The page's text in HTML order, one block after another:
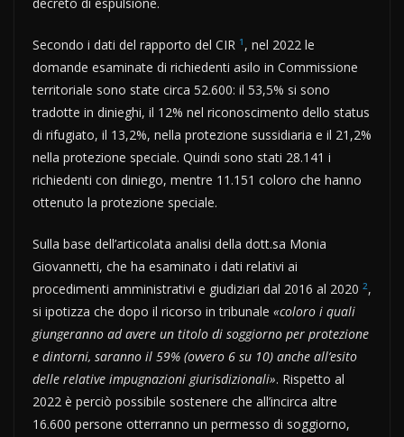
decreto di espulsione.
Secondo i dati del rapporto del CIR 1 , nel 2022 le
domande esaminate di richiedenti asilo in Commissione
territoriale sono state circa 52.600: il 53,5% si sono
tradotte in dinieghi, il 12% nel riconoscimento dello status
di rifugiato, il 13,2%, nella protezione sussidiaria e il 21,2%
nella protezione speciale. Quindi sono stati 28.141 i
richiedenti con diniego, mentre 11.151 coloro che hanno
ottenuto la protezione speciale.
Sulla base dell’articolata analisi della dott.sa Monia
Giovannetti, che ha esaminato i dati relativi ai
procedimenti amministrativi e giudiziari dal 2016 al 2020 2,
si ipotizza che dopo il ricorso in tribunale «coloro i quali
giungeranno ad avere un titolo di soggiorno per protezione
e dintorni, saranno il 59% (ovvero 6 su 10) anche all’esito
delle relative impugnazioni giurisdizionali». Rispetto al
2022 è perciò possibile sostenere che all’incirca altre
16.600 persone otterranno un permesso di soggiorno,